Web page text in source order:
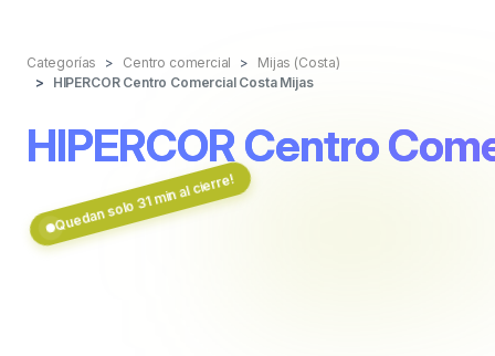
Categorías Centro comercial
Mijas (Costa)
HIPERCOR Centro Comercial Costa Mijas
HIPERCOR Centro
Quedan solo 31 min al cierre!